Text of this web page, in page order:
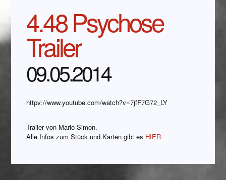
4.48 Psychose
Trailer
09.05.2014
httpv://www.youtube.com/watch?v=7jfF7G72_LY
Trailer von Mario Simon.
Alle Infos zum Stück und Karten gibt es HIER